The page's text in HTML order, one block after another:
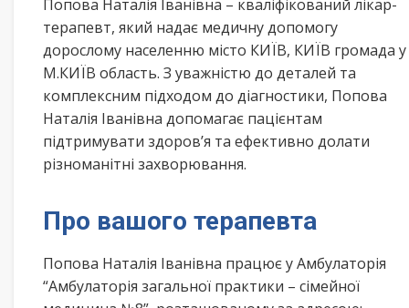
Попова Наталія Іванівна – кваліфікований лікар-
терапевт, який надає медичну допомогу
дорослому населенню місто КИЇВ, КИЇВ громада у
М.КИЇВ область. З уважністю до деталей та
комплексним підходом до діагностики, Попова
Наталія Іванівна допомагає пацієнтам
підтримувати здоров’я та ефективно долати
різноманітні захворювання.
Про вашого терапевта
Попова Наталія Іванівна працює у Амбулаторія
“Амбулаторія загальної практики – сімейної